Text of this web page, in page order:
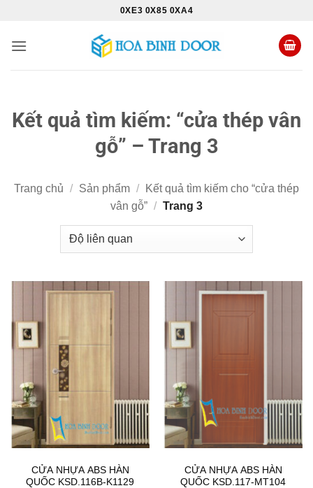
nội
0XE3 0X85 0XA4
Kết quả tìm kiếm: “cửa thép vân
gỗ” – Trang 3
Trang chủ / Sản phẩm /
Kết quả tìm kiếm cho “cửa thép
vân gỗ” / Trang 3
CỬA NHỰA ABS HÀN
QUỐC KSD.116B-K1129
CỬA NHỰA ABS HÀN
QUỐC KSD.117-MT104